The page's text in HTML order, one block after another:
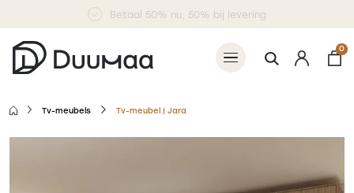
Betaal 50% nu, 50% bij levering
0
Tv-meubels Tv-meubel | Jara